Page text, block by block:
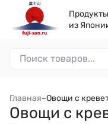
из
Главная–Овощи с
Овощи с